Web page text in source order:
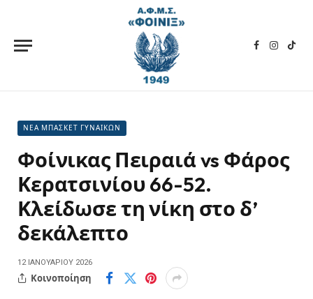
Facebook
ΝΕΑ ΜΠΑΣΚΕΤ ΓΥΝΑΙΚΩΝ
Φοίνικας Πειραιά vs Φάρος
Κερατσινίου 66-52.
Κλείδωσε τη νίκη στο δ’
δεκάλεπτο
12 ΙΑΝΟΥΑΡΊΟΥ 2026
Κοινοποίηση